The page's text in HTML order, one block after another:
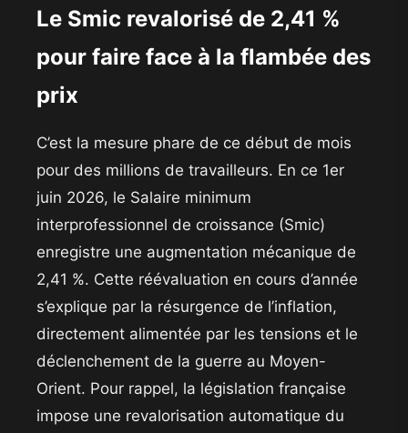
​Le Smic revalorisé de 2,41 %
pour faire face à la flambée des
prix
​C’est la mesure phare de ce début de mois
pour des millions de travailleurs. En ce 1er
juin 2026, le Salaire minimum
interprofessionnel de croissance (Smic)
enregistre une augmentation mécanique de
2,41 %. Cette réévaluation en cours d’année
s’explique par la résurgence de l’inflation,
directement alimentée par les tensions et le
déclenchement de la guerre au Moyen-
Orient. Pour rappel, la législation française
impose une revalorisation automatique du